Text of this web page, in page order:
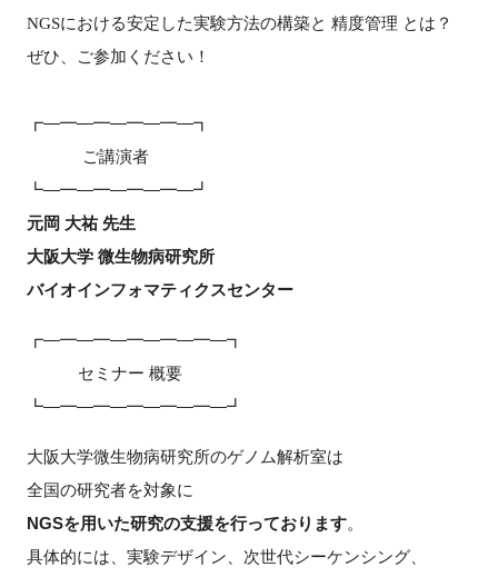
NGSにおける安定した実験方法の構築と 精度管理 とは？
ぜひ、ご参加ください！
┏―━―━―━―━―┓
ご講演者
┗―━―━―━―━―┛
元岡 大祐 先生
大阪大学 微生物病研究所
バイオインフォマティクスセンター
┏―━―━―━―━―━―┓
セミナー 概要
┗―━―━―━―━―━―┛
大阪大学微生物病研究所のゲノム解析室は
全国の研究者を対象に
NGSを用いた研究の支援を行っております。
具体的には、実験デザイン、次世代シーケンシング、